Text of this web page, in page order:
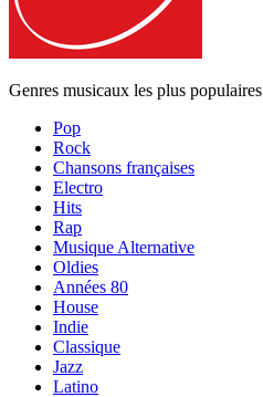
Genres musicaux les plus populaires
Pop
Rock
Chansons françaises
Electro
Hits
Rap
Musique Alternative
Oldies
Années 80
House
Indie
Classique
Jazz
Latino